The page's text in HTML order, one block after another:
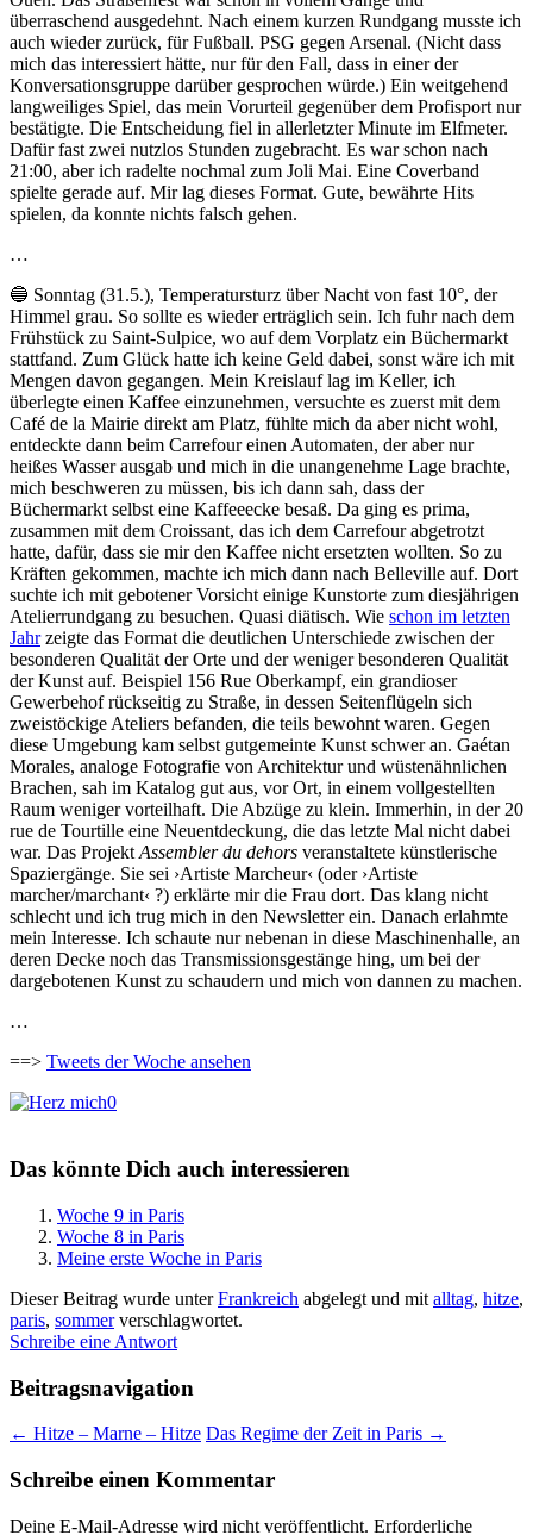
überraschend ausgedehnt. Nach einem kurzen Rundgang musste ich
auch wieder zurück, für Fußball. PSG gegen Arsenal. (Nicht dass
mich das interessiert hätte, nur für den Fall, dass in einer der
Konversationsgruppe darüber gesprochen würde.) Ein weitgehend
langweiliges Spiel, das mein Vorurteil gegenüber dem Profisport nur
bestätigte. Die Entscheidung fiel in allerletzter Minute im Elfmeter.
Dafür fast zwei nutzlos Stunden zugebracht. Es war schon nach
21:00, aber ich radelte nochmal zum Joli Mai. Eine Coverband
spielte gerade auf. Mir lag dieses Format. Gute, bewährte Hits
spielen, da konnte nichts falsch gehen.
…
🔵 Sonntag (31.5.), Temperatursturz über Nacht von fast 10°, der
Himmel grau. So sollte es wieder erträglich sein. Ich fuhr nach dem
Frühstück zu Saint-Sulpice, wo auf dem Vorplatz ein Büchermarkt
stattfand. Zum Glück hatte ich keine Geld dabei, sonst wäre ich mit
Mengen davon gegangen. Mein Kreislauf lag im Keller, ich
überlegte einen Kaffee einzunehmen, versuchte es zuerst mit dem
Café de la Mairie direkt am Platz, fühlte mich da aber nicht wohl,
entdeckte dann beim Carrefour einen Automaten, der aber nur
heißes Wasser ausgab und mich in die unangenehme Lage brachte,
mich beschweren zu müssen, bis ich dann sah, dass der
Büchermarkt selbst eine Kaffeeecke besaß. Da ging es prima,
zusammen mit dem Croissant, das ich dem Carrefour abgetrotzt
hatte, dafür, dass sie mir den Kaffee nicht ersetzten wollten. So zu
Kräften gekommen, machte ich mich dann nach Belleville auf. Dort
suchte ich mit gebotener Vorsicht einige Kunstorte zum diesjährigen
Atelierrundgang zu besuchen. Quasi diätisch. Wie schon im letzten
Jahrzeigte das Format die deutlichen Unterschiede zwischen der
besonderen Qualität der Orte und der weniger besonderen Qualität
der Kunst auf. Beispiel 156 Rue Oberkampf, ein grandioser
Gewerbehof rückseitig zu Straße, in dessen Seitenflügeln sich
zweistöckige Ateliers befanden, die teils bewohnt waren. Gegen
diese Umgebung kam selbst gutgemeinte Kunst schwer an. Gaétan
Morales, analoge Fotografie von Architektur und wüstenähnlichen
Brachen, sah im Katalog gut aus, vor Ort, in einem vollgestellten
Raum weniger vorteilhaft. Die Abzüge zu klein. Immerhin, in der 20
rue de Tourtille eine Neuentdeckung, die das letzte Mal nicht dabei
war. Das Projekt Assembler du dehors veranstaltete künstlerische
Spaziergänge. Sie sei ›Artiste Marcheur‹ (oder ›Artiste
marcher/marchant‹ ?) erklärte mir die Frau dort. Das klang nicht
schlecht und ich trug mich in den Newsletter ein. Danach erlahmte
mein Interesse. Ich schaute nur nebenan in diese Maschinenhalle, an
deren Decke noch das Transmissionsgestänge hing, um bei der
dargebotenen Kunst zu schaudern und mich von dannen zu machen.
…
==> Tweets der Woche ansehen
0
Das könnte Dich auch interessieren
Woche 9 in Paris
Woche 8 in Paris
Meine erste Woche in Paris
Dieser Beitrag wurde unterFrankreich abgelegt und mit alltag, hitze,
paris, sommerverschlagwortet.
Schreibe eine Antwort
Beitragsnavigation
← Hitze – Marne – Hitze Das Regime der Zeit in Paris →
Schreibe einen Kommentar
Deine E-Mail-Adresse wird nicht veröffentlicht. Erforderliche